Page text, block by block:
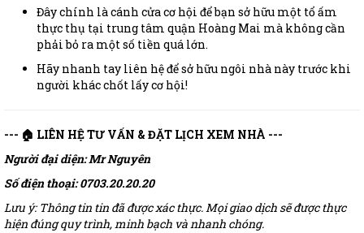
Đây chính là cánh cửa cơ hội để bạn sở hữu một tổ ấm
thực thụ tại trung tâm quận Hoàng Mai mà không cần
phải bỏ ra một số tiền quá lớn.
Hãy nhanh tay liên hệ để sở hữu ngôi nhà này trước khi
người khác chốt lấy cơ hội!
--- 🏠 LIÊN HỆ TƯ VẤN & ĐẶT LỊCH XEM NHÀ ---
Người đại diện: Mr Nguyên
Số điện thoại: 0703.20.20.20
Lưu ý: Thông tin tin đã được xác thực. Mọi giao dịch sẽ được thực
hiện đúng quy trình, minh bạch và nhanh chóng.